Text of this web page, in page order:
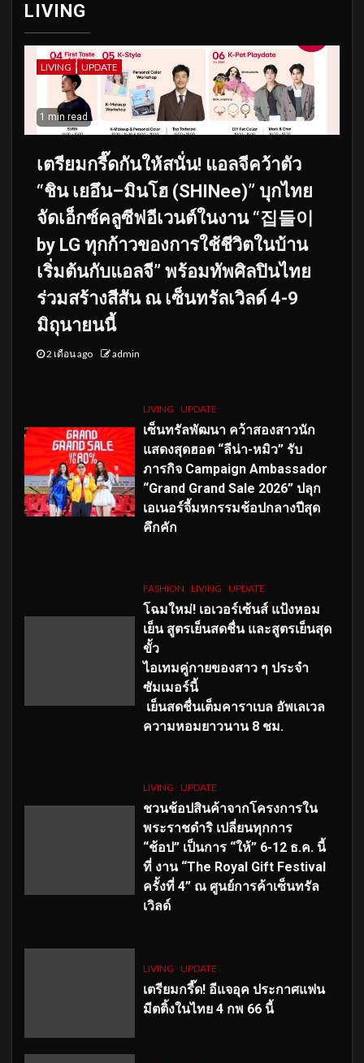
LIVING
LIVING UPDATE
1 min read
เตรียมกรี๊ดกันให้สนั่น! แอลจีคว้าตัว
“ชิน เยอึน–มินโฮ (SHINee)” บุกไทย
จัดเอ็กซ์คลูซีฟอีเวนต์ในงาน “집들이
by LG ทุกก้าวของการใช้ชีวิตในบ้าน
เริ่มต้นกับแอลจี” พร้อมทัพศิลปินไทย
ร่วมสร้างสีสัน ณ เซ็นทรัลเวิลด์ 4-9
มิถุนายนนี้
2 เดือน ago admin
LIVING UPDATE
เซ็นทรัลพัฒนา คว้าสองสาวนัก
แสดงสุดฮอต “ลีน่า-หมิว” รับ
ภารกิจ Campaign Ambassador
“Grand Grand Sale 2026” ปลุก
เอเนอร์จี้มหกรรมช้อปกลางปีสุด
คึกคัก
FASHION LIVING UPDATE
โฉมใหม่! เอเวอร์เซ้นส์ แป้งหอม
เย็น สูตรเย็นสดชื่น และสูตรเย็นสุด
ขั้ว
ไอเทมคู่กายของสาว ๆ ประจำ
ซัมเมอร์นี้
เย็นสดชื่นเต็มคาราเบล อัพเลเวล
ความหอมยาวนาน 8 ชม.
LIVING UPDATE
ชวนช้อปสินค้าจากโครงการใน
พระราชดำริ เปลี่ยนทุกการ
“ช้อป” เป็นการ “ให้” 6-12 ธ.ค. นี้
ที่ งาน “The Royal Gift Festival
ครั้งที่ 4” ณ ศูนย์การค้าเซ็นทรัล
เวิลด์
LIVING UPDATE
เตรียมกรี๊ด! อีแจอุค ประกาศแฟน
มีตติ้งในไทย 4 กพ 66 นี้